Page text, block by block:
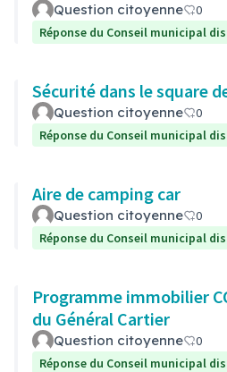
Question citoyenne
0
Réponse du Conseil municipal
Sécurité dans le square
Question citoyenne
0
Réponse du Conseil municipal
Aire de camping car
Question citoyenne
0
Réponse du Conseil municipal
Programme immobilier
du Général Cartier
Question citoyenne
0
Réponse du Conseil municipal